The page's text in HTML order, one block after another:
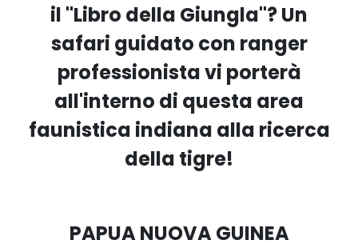
il "Libro della Giungla"? Un
safari guidato con ranger
professionista vi porterà
all'interno di questa area
faunistica indiana alla ricerca
della tigre!
PAPUA NUOVA GUINEA